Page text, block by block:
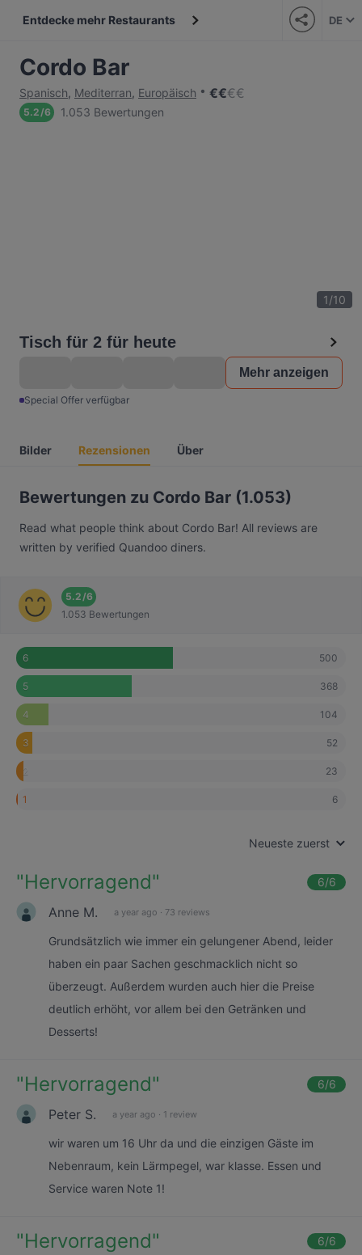
Entdecke mehr Restaurants DE
Cordo Bar
Spanisch, Mediterran, Europäisch €€€€
5.2/6 1.053 Bewertungen
1/10
Tisch für 2 für heute
Mehr anzeigen
Special Offer verfügbar
Bilder Rezensionen Über
Bewertungen zu Cordo Bar (1.053)
Read what people think about Cordo Bar! All reviews are
written by verified Quandoo diners.
5.2/6
1.053 Bewertungen
6 500
5 368
4 104
3 52
23
1 6
Neueste zuerst
"Hervorragend" 6/6
Anne M. a year ago · 73 reviews
Grundsätzlich wie immer ein gelungener Abend, leider
haben ein paar Sachen geschmacklich nicht so
überzeugt. Außerdem wurden auch hier die Preise
deutlich erhöht, vor allem bei den Getränken und
Desserts!
"Hervorragend" 6/6
Peter S. a year ago · 1 review
wir waren um 16 Uhr da und die einzigen Gäste im
Nebenraum, kein Lärmpegel, war klasse. Essen und
Service waren Note 1!
"Hervorragend" 6/6